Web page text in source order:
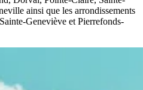
ainsi que les arrondissements
Geneviève et Pierrefonds-